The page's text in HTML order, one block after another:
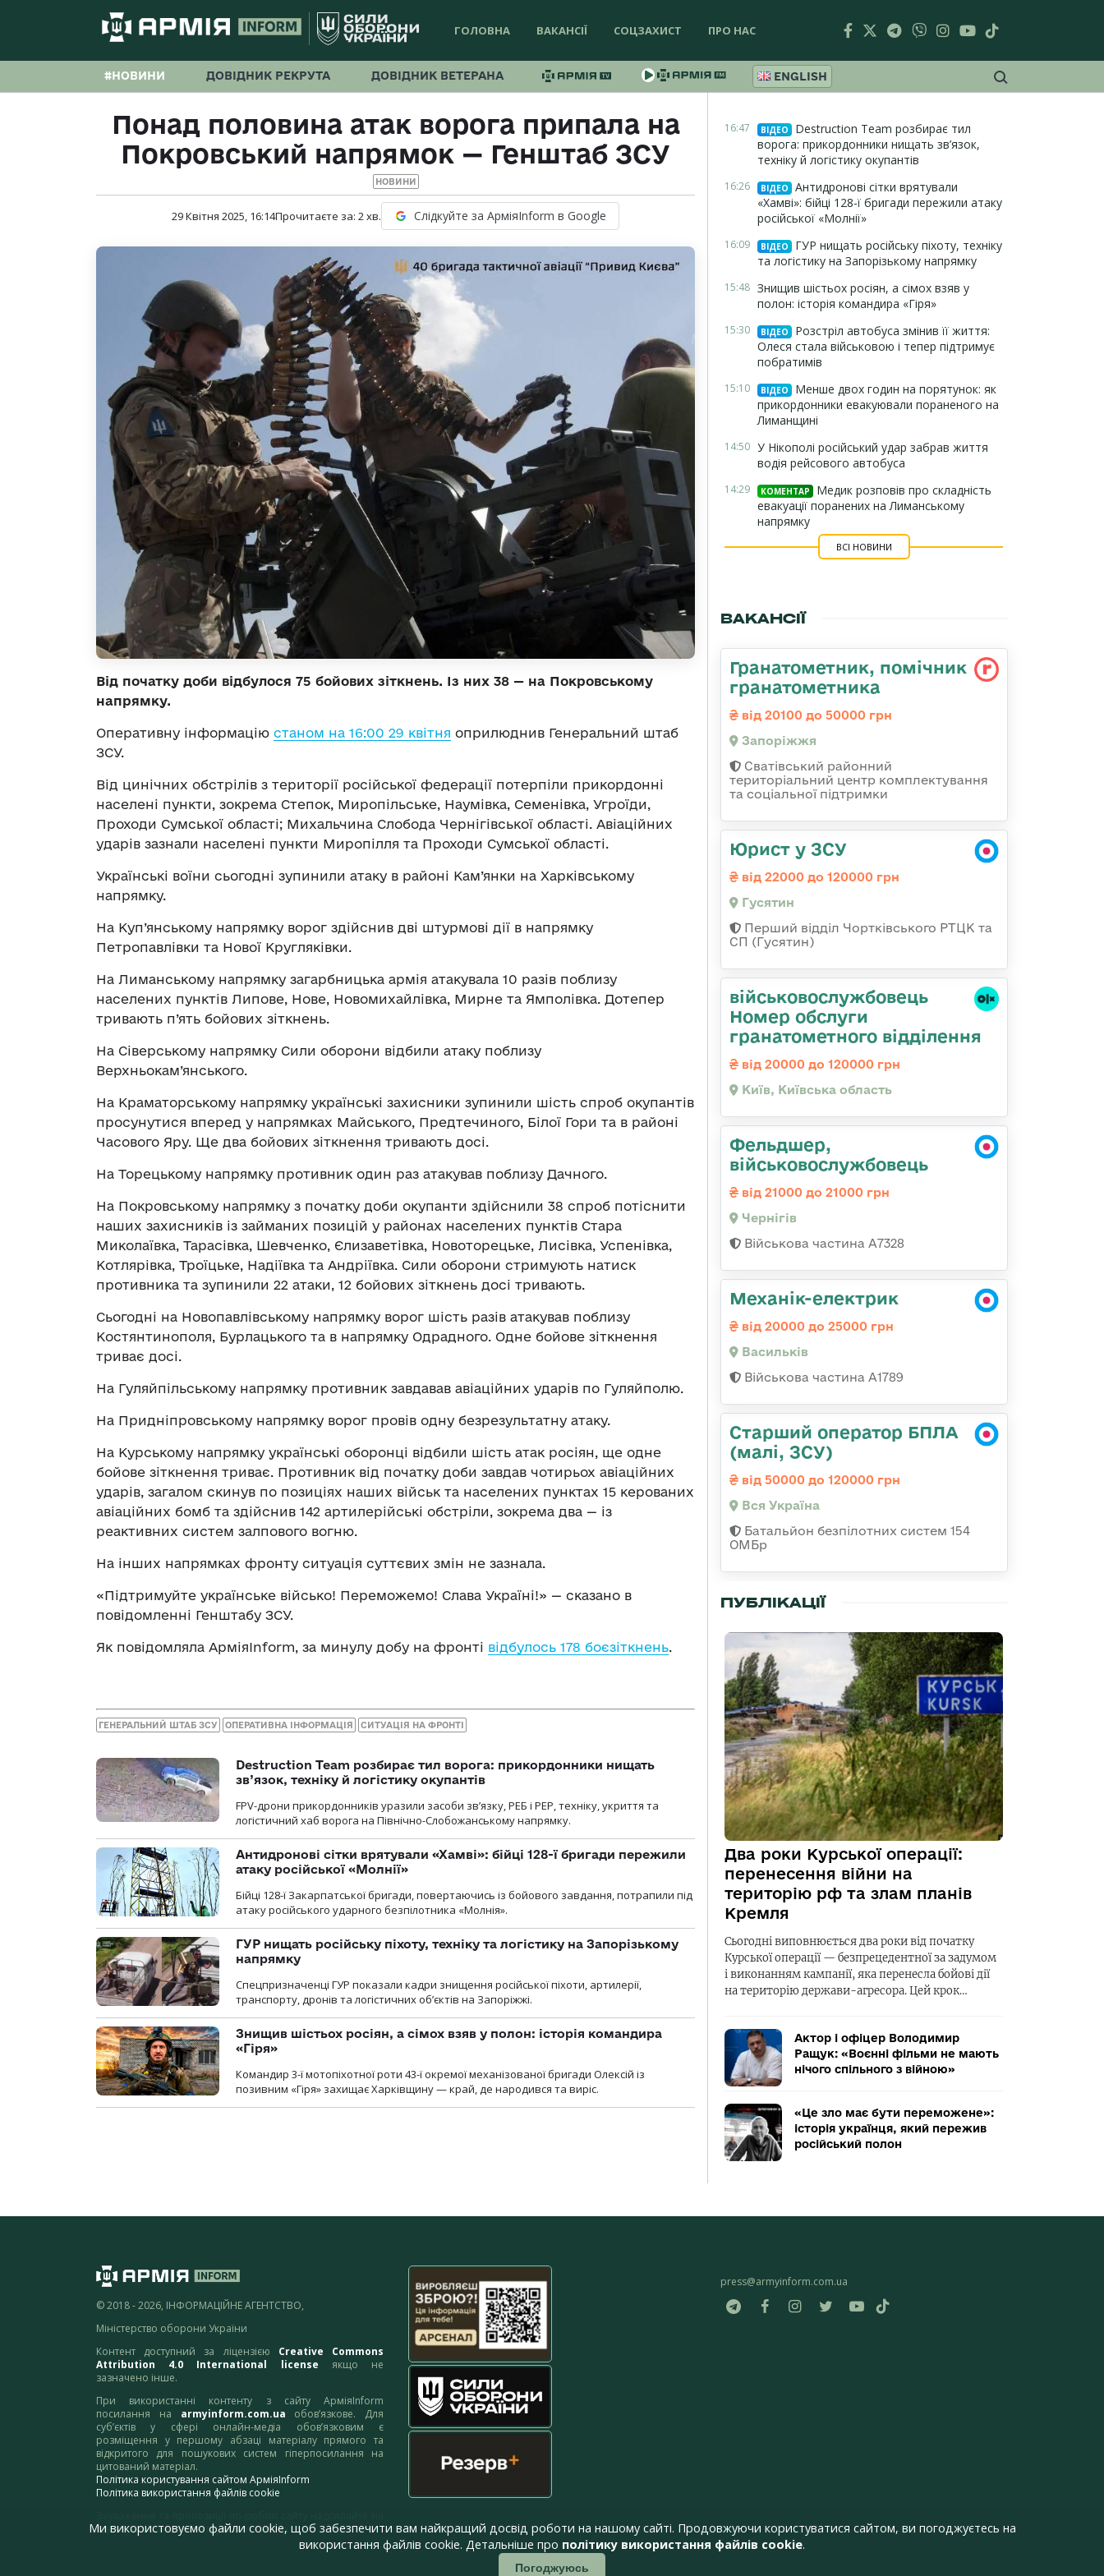
ГОЛОВНА ВАКАНСІЇ СОЦЗАХИСТ ПРО НАС
#НОВИНИ ДОВІДНИК РЕКРУТА ДОВІДНИК ВЕТЕРАНА ENGLISH
Понад половина атак ворога припала на
Покровський напрямок — Генштаб ЗСУ
НОВИНИ
29 Квітня 2025, 16:14Прочитаєте за: 2хв. Слідкуйте за АрміяInform в Google
Від початку доби відбулося 75 бойових зіткнень. Із них 38 — на Покровському
напрямку.
Оперативну інформацію станом на 16:00 29 квітня оприлюднив Генеральний штаб
ЗСУ.
Від цинічних обстрілів з території російської федерації потерпіли прикордонні
населені пункти, зокрема Степок, Миропільське, Наумівка, Семенівка, Угроїди,
Проходи Сумської області; Михальчина Слобода Чернігівської області. Авіаційних
ударів зазнали населені пункти Миропілля та Проходи Сумської області.
Українські воїни сьогодні зупинили атаку в районі Кам’янки на Харківському
напрямку.
На Куп’янському напрямку ворог здійснив дві штурмові дії в напрямку
Петропавлівки та Нової Кругляківки.
На Лиманському напрямку загарбницька армія атакувала 10 разів поблизу
населених пунктів Липове, Нове, Новомихайлівка, Мирне та Ямполівка. Дотепер
тривають п’ять бойових зіткнень.
На Сіверському напрямку Сили оборони відбили атаку поблизу
Верхньокам’янського.
На Краматорському напрямку українські захисники зупинили шість спроб окупантів
просунутися вперед у напрямках Майського, Предтечиного, Білої Гори та в районі
Часового Яру. Ще два бойових зіткнення тривають досі.
На Торецькому напрямку противник один раз атакував поблизу Дачного.
На Покровському напрямку з початку доби окупанти здійснили 38 спроб потіснити
наших захисників із займаних позицій у районах населених пунктів Стара
Миколаївка, Тарасівка, Шевченко, Єлизаветівка, Новоторецьке, Лисівка, Успенівка,
Котлярівка, Троїцьке, Надіївка та Андріївка. Сили оборони стримують натиск
противника та зупинили 22 атаки, 12 бойових зіткнень досі тривають.
Сьогодні на Новопавлівському напрямку ворог шість разів атакував поблизу
Костянтинополя, Бурлацького та в напрямку Одрадного. Одне бойове зіткнення
триває досі.
На Гуляйпільському напрямку противник завдавав авіаційних ударів по Гуляйполю.
На Придніпровському напрямку ворог провів одну безрезультатну атаку.
На Курському напрямку українські оборонці відбили шість атак росіян, ще одне
бойове зіткнення триває. Противник від початку доби завдав чотирьох авіаційних
ударів, загалом скинув по позиціях наших військ та населених пунктах 15 керованих
авіаційних бомб та здійснив 142 артилерійські обстріли, зокрема два — із
реактивних систем залпового вогню.
На інших напрямках фронту ситуація суттєвих змін не зазнала.
«Підтримуйте українське військо! Переможемо! Слава Україні!» — сказано в
повідомленні Генштабу ЗСУ.
Як повідомляла АрміяInform, за минулу добу на фронті відбулось 178 боєзіткнень.
ГЕНЕРАЛЬНИЙ ШТАБ ЗСУ ОПЕРАТИВНА ІНФОРМАЦІЯ СИТУАЦІЯ НА ФРОНТІ
Destruction Team розбирає тил ворога: прикордонники нищать
зв’язок, техніку й логістику окупантів
FPV-дрони прикордонників уразили засоби зв’язку, РЕБ і РЕР, техніку, укриття та
логістичний хаб ворога на Північно-Слобожанському напрямку.
Антидронові сітки врятували «Хамві»: бійці 128-ї бригади пережили
атаку російської «Молнії»
Бійці 128-ї Закарпатської бригади, повертаючись із бойового завдання, потрапили під
атаку російського ударного безпілотника «Молнія».
ГУР нищать російську піхоту, техніку та логістику на Запорізькому
напрямку
Спецпризначенці ГУР показали кадри знищення російської піхоти, артилерії,
транспорту, дронів та логістичних об’єктів на Запоріжжі.
Знищив шістьох росіян, а сімох взяв у полон: історія командира
«Гіря»
Командир 3-ї мотопіхотної роти 43-ї окремої механізованої бригади Олексій із
позивним «Гіря» захищає Харківщину — край, де народився та виріс.
16:47 ВІДЕО
Destruction Team розбирає тил
ворога: прикордонники нищать зв’язок,
техніку й логістику окупантів
16:26 ВІДЕО
Антидронові сітки врятували
«Хамві»: бійці 128-ї бригади пережили атаку
російської «Молнії»
16:09 ВІДЕО
ГУР нищать російську піхоту, техніку
та логістику на Запорізькому напрямку
15:48 Знищив шістьох росіян, а сімох взяв у
полон: історія командира «Гіря»
15:30 ВІДЕО
Розстріл автобуса змінив її життя:
Олеся стала військовою і тепер підтримує
побратимів
15:10 ВІДЕО
Менше двох годин на порятунок: як
прикордонники евакуювали пораненого на
Лиманщині
14:50 У Нікополі російський удар забрав життя
водія рейсового автобуса
14:29 КОМЕНТАР
Медик розповів про складність
евакуації поранених на Лиманському
напрямку
ВСІ НОВИНИ
ВАКАНСІЇ
Гранатометник, помічник
гранатометника
від 20100 до 50000 грн
Запоріжжя
Сватівський районний
територіальний центр комплектування
та соціальної підтримки
Юрист у ЗСУ
від 22000 до 120000 грн
Гусятин
Перший відділ Чортківського РТЦК та
СП (Гусятин)
військовослужбовець
Номер обслуги
гранатометного відділення
від 20000 до 120000 грн
Київ, Київська область
Фельдшер,
військовослужбовець
від 21000 до 21000 грн
Чернігів
Військова частина А7328
Механік-електрик
від 20000 до 25000 грн
Васильків
Військова частина А1789
Старший оператор БПЛА
(малі, ЗСУ)
від 50000 до 120000 грн
Вся Україна
Батальйон безпілотних систем 154
ОМБр
ПУБЛІКАЦІЇ
Два роки Курської операції:
перенесення війни на
територію рф та злам планів
Кремля
Сьогодні виповнюється два роки від початку
Курської операції — безпрецедентної за задумом
і виконанням кампанії, яка перенесла бойові дії
на територію держави-агресора. Цей крок…
Актор і офіцер Володимир
Ращук: «Воєнні фільми не мають
нічого спільного з війною»
«Це зло має бути переможене»:
історія українця, який пережив
російський полон
© 2018 - 2026, ІНФОРМАЦІЙНЕ АГЕНТСТВО,
Міністерство оборони України
Контент доступний за ліцензією Creative Commons
Attribution 4.0 International license якщо не
зазначено інше.
При використанні контенту з сайту АрміяInform
посилання на armyinform.com.ua обов’язкове. Для
суб’єктів у сфері онлайн-медіа обов’язковим є
розміщення у першому абзаці матеріалу прямого та
відкритого для пошукових систем гіперпосилання на
цитований матеріал.
Політика користування сайтом АрміяInform
Політика використання файлів cookie
адресу:webmaster@armyinform.com.ua
press@armyinform.com.ua
Ми використовуємо файли cookie, щоб забезпечити вам найкращий досвід роботи на нашому сайті. Продовжуючи користуватися сайтом, ви погоджуєтесь на
використання файлів cookie. Детальніше про політику використання файлів cookie.
Погоджуюсь